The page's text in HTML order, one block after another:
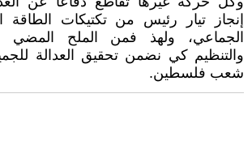
إنجاز تيار رئيس من تكتيكات الطاقة
الجماعي، ولهذ فمن الملح المضي
والتنظيم كي نضمن تحقيق العدالة
شعب فلسطين.